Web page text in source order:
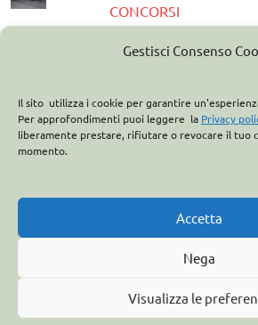
Gestisci Consenso
Il sito utilizza i cookie per garantire
Per approfondimenti puoi leggere la Privacy
liberamente prestare, rifiutare o revocare il tuo
momento.
Accetta
Nega
Visualizza le
CONCORSI
PRESENTATA LA
ASSOCIAZIONE
CASA OPTIMA
CONO GELATO